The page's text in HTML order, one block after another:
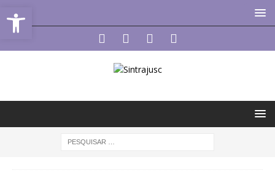
Abrir a barra de ferramentas